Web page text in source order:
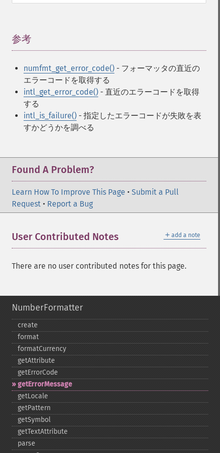
参考
numfmt_get_error_code() - フォーマッタの直近の
エラーコードを取得する
intl_get_error_code() - 直近のエラーコードを取得
する
intl_is_failure() - 指定したエラーコードが失敗を表
すかどうかを調べる
Found A Problem?
Learn How To Improve This Page • Submit a Pull
Request • Report a Bug
＋ add a note
User Contributed Notes
There are no user contributed notes for this page.
NumberFormatter
create
format
formatCurrency
getAttribute
getErrorCode
getErrorMessage
getLocale
getPattern
getSymbol
getTextAttribute
parse